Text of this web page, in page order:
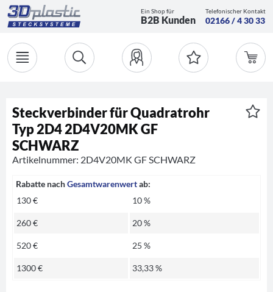
Ein Shop für
B2B Kunden
Telefonischer Kontakt
02166 / 4 30 33
Steckverbinder für Quadratrohr
Typ 2D4 2D4V20MK GF
SCHWARZ
Artikelnummer: 2D4V20MK GF SCHWARZ
Rabatte nachGesamtwarenwertab:
130 €
10 %
260 € 20 %
520 € 25 %
1300 € 33,33 %